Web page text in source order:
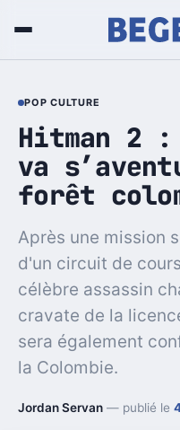
POP CULTURE
Hitman 2
va
forêt
Après une mission
d'un circuit de
célèbre assassin
cravate de la
sera également
la Colombie.
Jordan Servan — publié le